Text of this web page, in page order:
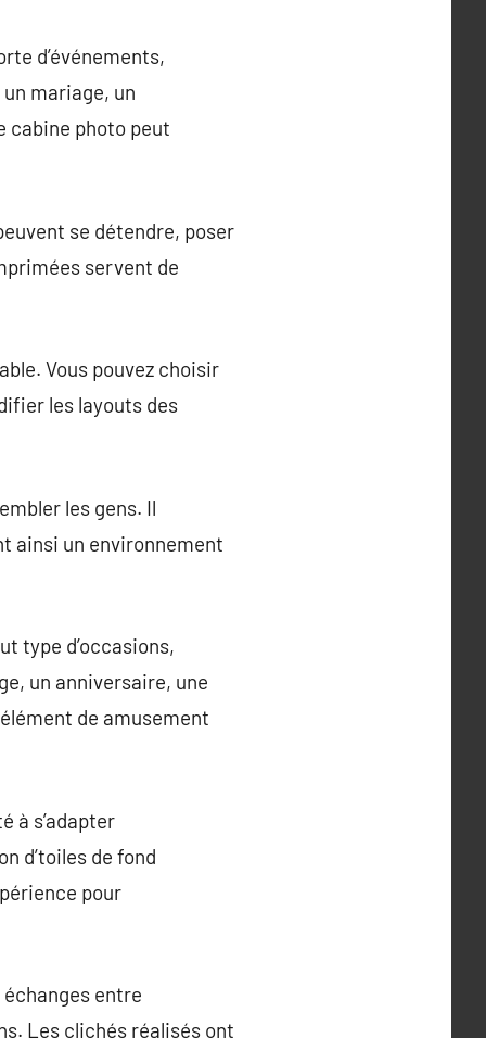
d’événements,
mariage, un
cabine photo peut
se détendre, poser
servent de
Vous pouvez choisir
les layouts des
les gens. Il
ainsi un environnement
type d’occasions,
un anniversaire, une
de amusement
à s’adapter
d’toiles de fond
pour
entre
Les clichés réalisés ont